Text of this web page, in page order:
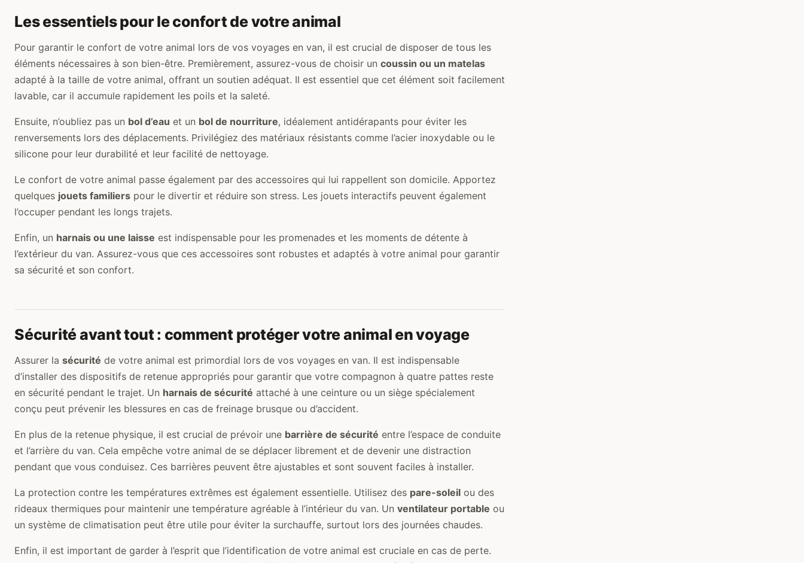
Les essentiels pour le confort de votre animal
Pour garantir le confort de votre animal lors de vos voyages en van, il est crucial de disposer de tous les
éléments nécessaires à son bien-être. Premièrement, assurez-vous de choisir un coussin ou un matelas
adapté à la taille de votre animal, offrant un soutien adéquat. Il est essentiel que cet élément soit facilement
lavable, car il accumule rapidement les poils et la saleté.
Ensuite, n’oubliez pas un bol d’eau et un bol de nourriture, idéalement antidérapants pour éviter les
renversements lors des déplacements. Privilégiez des matériaux résistants comme l’acier inoxydable ou le
silicone pour leur durabilité et leur facilité de nettoyage.
Le confort de votre animal passe également par des accessoires qui lui rappellent son domicile. Apportez
quelques jouets familiers pour le divertir et réduire son stress. Les jouets interactifs peuvent également
l’occuper pendant les longs trajets.
Enfin, un harnais ou une laisse est indispensable pour les promenades et les moments de détente à
l’extérieur du van. Assurez-vous que ces accessoires sont robustes et adaptés à votre animal pour garantir
sa sécurité et son confort.
Sécurité avant tout : comment protéger votre animal en voyage
Assurer la sécurité de votre animal est primordial lors de vos voyages en van. Il est indispensable
d’installer des dispositifs de retenue appropriés pour garantir que votre compagnon à quatre pattes reste
en sécurité pendant le trajet. Un harnais de sécurité attaché à une ceinture ou un siège spécialement
conçu peut prévenir les blessures en cas de freinage brusque ou d’accident.
En plus de la retenue physique, il est crucial de prévoir une barrière de sécurité entre l’espace de conduite
et l’arrière du van. Cela empêche votre animal de se déplacer librement et de devenir une distraction
pendant que vous conduisez. Ces barrières peuvent être ajustables et sont souvent faciles à installer.
La protection contre les températures extrêmes est également essentielle. Utilisez des pare-soleil ou des
rideaux thermiques pour maintenir une température agréable à l’intérieur du van. Un ventilateur portable ou
un système de climatisation peut être utile pour éviter la surchauffe, surtout lors des journées chaudes.
Enfin, il est important de garder à l’esprit que l’identification de votre animal est cruciale en cas de perte.